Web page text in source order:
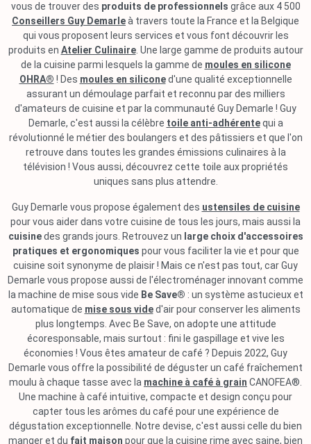
vous de trouver des produits de professionnels grâce aux 4 500
Conseillers Guy Demarleà travers toute la France et la Belgique
qui vous proposent leurs services et vous font découvrir les
produits en Atelier Culinaire. Une large gamme de produits autour
de la cuisine parmi lesquels la gamme de moules en silicone
OHRA® ! Des moules en siliconed'une qualité exceptionnelle
assurant un démoulage parfait et reconnu par des milliers
d'amateurs de cuisine et par la communauté Guy Demarle ! Guy
Demarle, c'est aussi la célèbre toile anti-adhérentequi a
révolutionné le métier des boulangers et des pâtissiers et que l'on
retrouve dans toutes les grandes émissions culinaires à la
télévision ! Vous aussi, découvrez cette toile aux propriétés
uniques sans plus attendre.
Guy Demarle vous propose également des ustensiles de cuisine
pour vous aider dans votre cuisine de tous les jours, mais aussi la
cuisinedes grands jours. Retrouvez un large choix d'accessoires
pratiques et ergonomiques pour vous faciliter la vie et pour que
cuisine soit synonyme de plaisir ! Mais ce n'est pas tout, car Guy
Demarle vous propose aussi de l'électroménager innovant comme
la machine de mise sous vide Be Save® : un système astucieux et
automatique de mise sous vided'air pour conserver les aliments
plus longtemps. Avec Be Save, on adopte une attitude
écoresponsable, mais surtout : fini le gaspillage et vive les
économies ! Vous êtes amateur de café ? Depuis 2022, Guy
Demarle vous offre la possibilité de déguster un café fraîchement
moulu à chaque tasse avec la machine à café à grain CANOFEA®.
Une machine à café intuitive, compacte et design conçu pour
capter tous les arômes du café pour une expérience de
dégustation exceptionnelle. Notre devise, c'est aussi celle du bien
manger et du fait maison pour que la cuisine rime avec saine, bien